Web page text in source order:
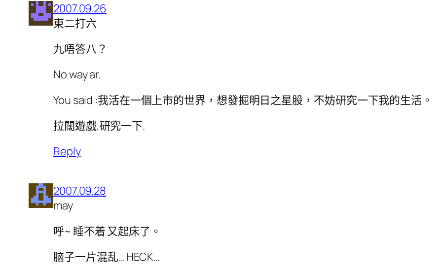
2007.09.26
東二打六
九唔答八？
No way ar.
You said :我活在一個上市的世界，想發掘明日之星股，不妨研究一下我的生活。
拉闊遊戲,研究一下.
Reply
2007.09.28
may
呼~ 睡不着 又起床了。
脑子一片混乱… HECK…